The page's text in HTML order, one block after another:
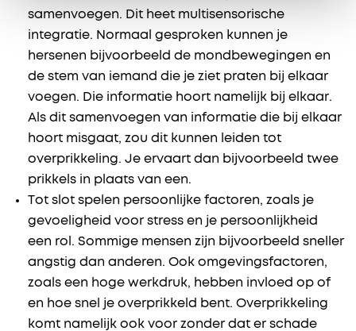
samenvoegen. Dit heet multisensorische
integratie. Normaal gesproken kunnen je
hersenen bijvoorbeeld de mondbewegingen en
de stem van iemand die je ziet praten bij elkaar
voegen. Die informatie hoort namelijk bij elkaar.
Als dit samenvoegen van informatie die bij elkaar
hoort misgaat, zou dit kunnen leiden tot
overprikkeling. Je ervaart dan bijvoorbeeld twee
prikkels in plaats van een.
Tot slot spelen persoonlijke factoren, zoals je
gevoeligheid voor stress en je persoonlijkheid
een rol. Sommige mensen zijn bijvoorbeeld sneller
angstig dan anderen. Ook omgevingsfactoren,
zoals een hoge werkdruk, hebben invloed op of
en hoe snel je overprikkeld bent. Overprikkeling
komt namelijk ook voor zonder dat er schade